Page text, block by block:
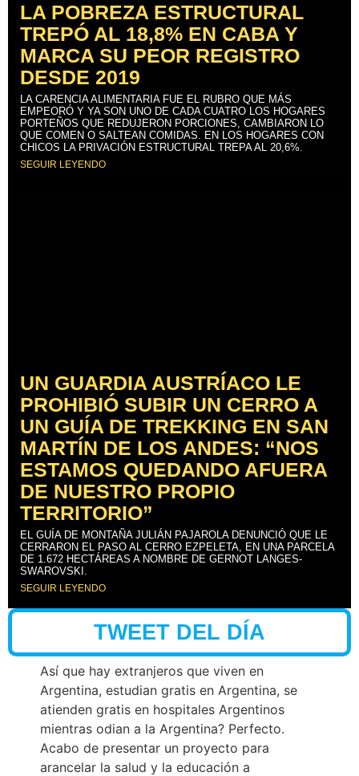
LA POBREZA ESTRUCTURAL
TREPÓ AL 18,8% EN CABA Y
MARCA SU PEOR REGISTRO
DESDE 2019
LA CARENCIA ALIMENTARIA FUE EL RUBRO QUE MÁS
EMPEORÓ Y YA SON UNO DE CADA CUATRO LOS HOGARES
PORTEÑOS QUE REDUJERON PORCIONES, CAMBIARON LO
QUE COMEN O SALTEAN COMIDAS. EN LOS HOGARES CON
CHICOS LA PRIVACIÓN ESTRUCTURAL TREPA AL 20,6%.
SEGUIR LEYENDO
UN GUARDIA AUSTRÍACO LE
PROHIBIÓ SUBIR UN CERRO A
UN GUÍA DE TREKKING EN SAN
MARTÍN DE LOS ANDES: “NOS
ESTAMOS QUEDANDO AFUERA
DE NUESTRO PROPIO
TERRITORIO”
EL GUÍA DE MONTAÑA JULIÁN PAJAROLA DENUNCIÓ QUE LE
CERRARON EL PASO AL CERRO EZPELETA, EN UNA PARCELA
DE 1.672 HECTÁREAS A NOMBRE DE GERNOT LANGES-
SWAROVSKI.
SEGUIR LEYENDO
TWEET DEL DÍA
Así que hay extranjeros que viven en
Argentina, estudian gratis en Argentina, se
atienden gratis en hospitales Argentinos
mientras odian a la Argentina? Perfecto.
Acabo de presentar un proyecto para
arancelar la salud y la educación a